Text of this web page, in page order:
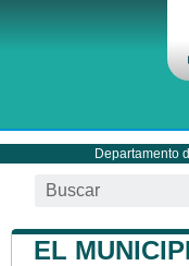
Departamento
EL